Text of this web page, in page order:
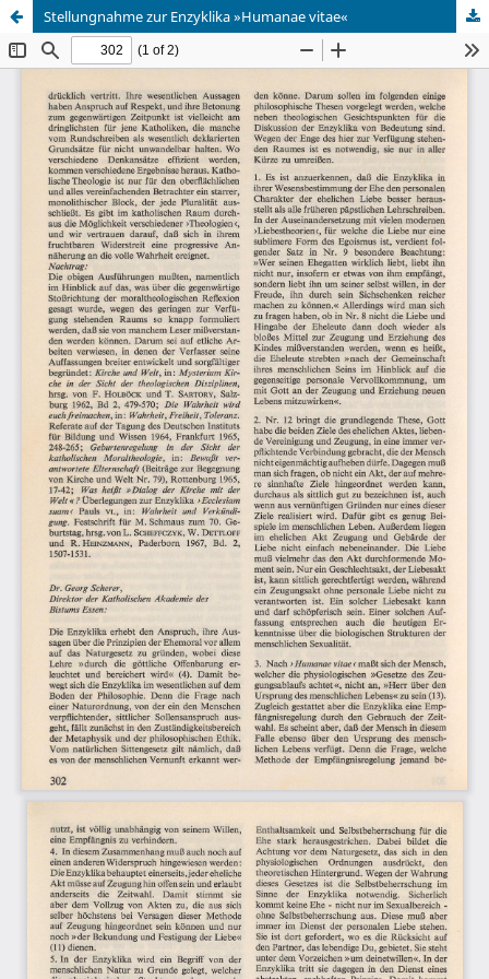
Stellungnahme zur Enzyklika »Humanae vitae«